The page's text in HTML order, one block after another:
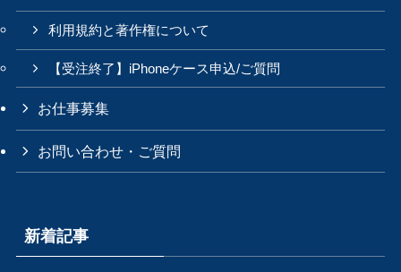
利用規約と著作権について
【受注終了】iPhoneケース申込/ご質問
お仕事募集
お問い合わせ・ご質問
新着記事